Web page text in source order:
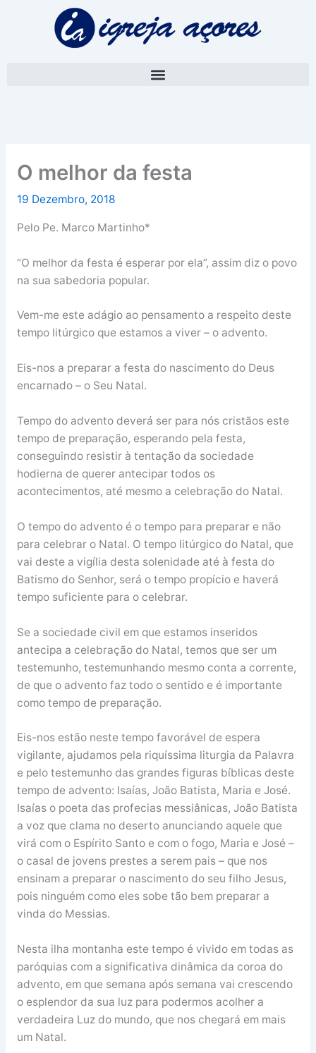
O melhor da festa
19 Dezembro, 2018
Pelo Pe. Marco Martinho*
“O melhor da festa é esperar por ela”, assim diz o povo
na sua sabedoria popular.
Vem-me este adágio ao pensamento a respeito deste
tempo litúrgico que estamos a viver – o advento.
Eis-nos a preparar a festa do nascimento do Deus
encarnado – o Seu Natal.
Tempo do advento deverá ser para nós cristãos este
tempo de preparação, esperando pela festa,
conseguindo resistir à tentação da sociedade
hodierna de querer antecipar todos os
acontecimentos, até mesmo a celebração do Natal.
O tempo do advento é o tempo para preparar e não
para celebrar o Natal. O tempo litúrgico do Natal, que
vai deste a vigília desta solenidade até à festa do
Batismo do Senhor, será o tempo propício e haverá
tempo suficiente para o celebrar.
Se a sociedade civil em que estamos inseridos
antecipa a celebração do Natal, temos que ser um
testemunho, testemunhando mesmo conta a corrente,
de que o advento faz todo o sentido e é importante
como tempo de preparação.
Eis-nos estão neste tempo favorável de espera
vigilante, ajudamos pela riquíssima liturgia da Palavra
e pelo testemunho das grandes figuras bíblicas deste
tempo de advento: Isaías, João Batista, Maria e José.
Isaías o poeta das profecias messiânicas, João Batista
a voz que clama no deserto anunciando aquele que
virá com o Espírito Santo e com o fogo, Maria e José –
o casal de jovens prestes a serem pais – que nos
ensinam a preparar o nascimento do seu filho Jesus,
pois ninguém como eles sobe tão bem preparar a
vinda do Messias.
Nesta ilha montanha este tempo é vivido em todas as
paróquias com a significativa dinâmica da coroa do
advento, em que semana após semana vai crescendo
o esplendor da sua luz para podermos acolher a
verdadeira Luz do mundo, que nos chegará em mais
um Natal.